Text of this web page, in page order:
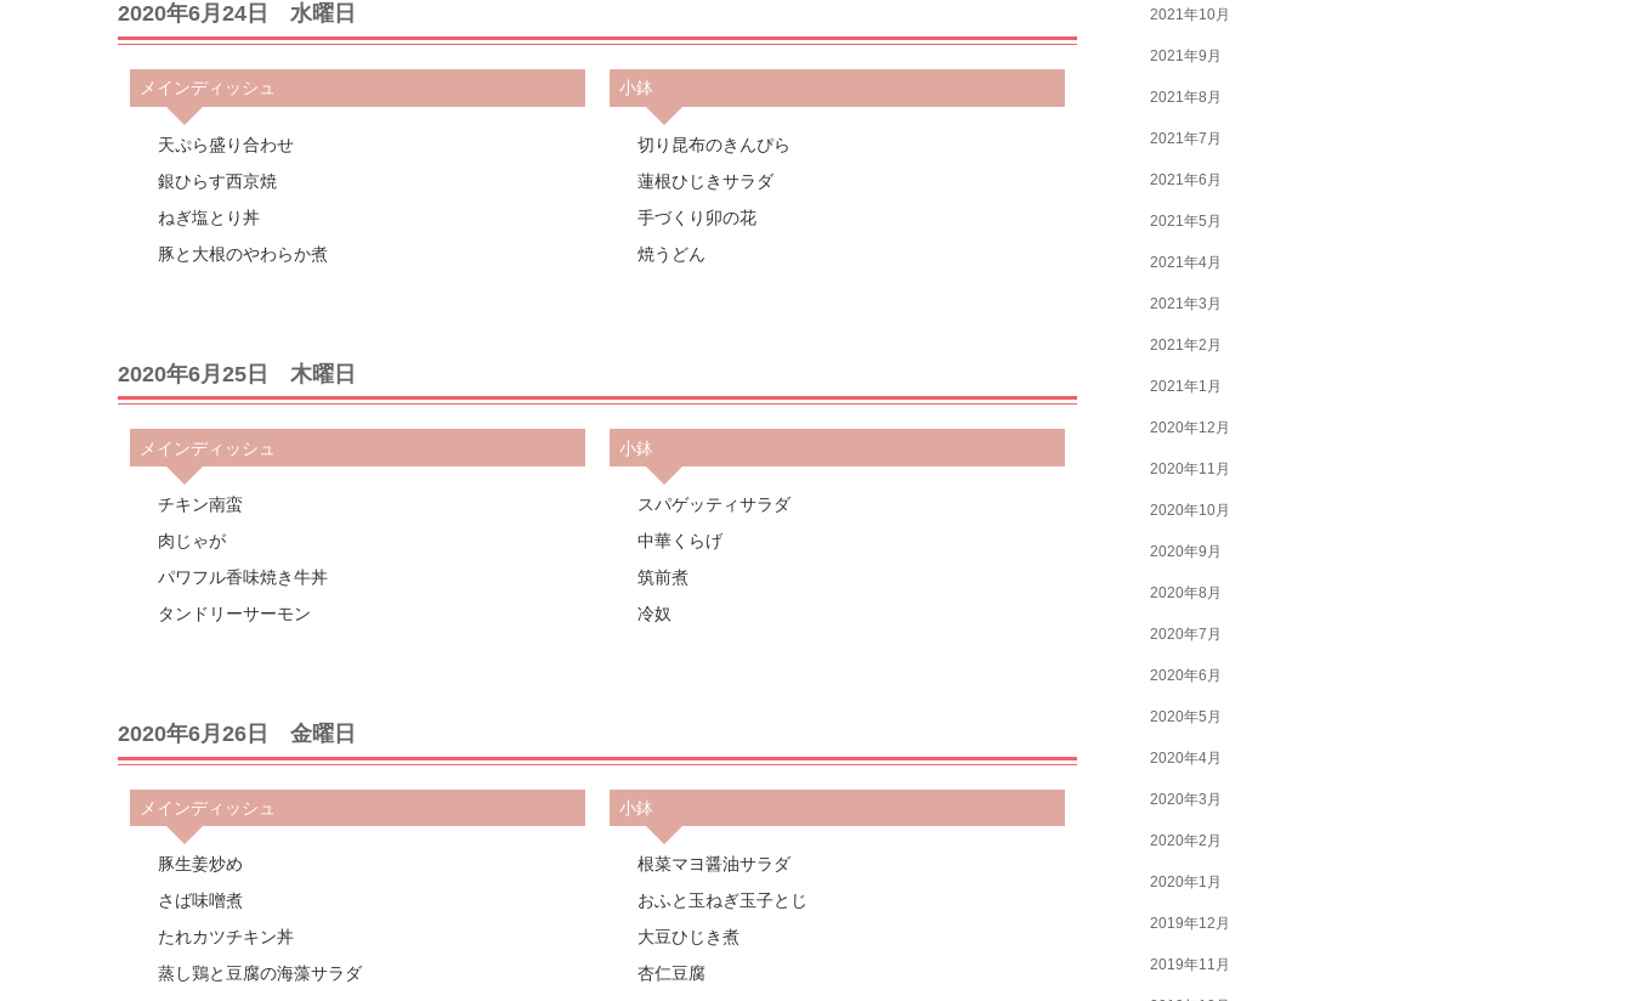
2020年6月24日 水曜日
メインディッシュ
天ぷら盛り合わせ
銀ひらす西京焼
ねぎ塩とり丼
豚と大根のやわらか煮
小鉢
切り昆布のきんぴら
蓮根ひじきサラダ
手づくり卯の花
焼うどん
2020年6月25日 木曜日
メインディッシュ
チキン南蛮
肉じゃが
パワフル香味焼き牛丼
タンドリーサーモン
小鉢
スパゲッティサラダ
中華くらげ
筑前煮
冷奴
2020年6月26日 金曜日
メインディッシュ
豚生姜炒め
さば味噌煮
たれカツチキン丼
蒸し鶏と豆腐の海藻サラダ
小鉢
根菜マヨ醤油サラダ
おふと玉ねぎ玉子とじ
大豆ひじき煮
杏仁豆腐
2021年10月
2021年9月
2021年8月
2021年7月
2021年6月
2021年5月
2021年4月
2021年3月
2021年2月
2021年1月
2020年12月
2020年11月
2020年10月
2020年9月
2020年8月
2020年7月
2020年6月
2020年5月
2020年4月
2020年3月
2020年2月
2020年1月
2019年12月
2019年11月